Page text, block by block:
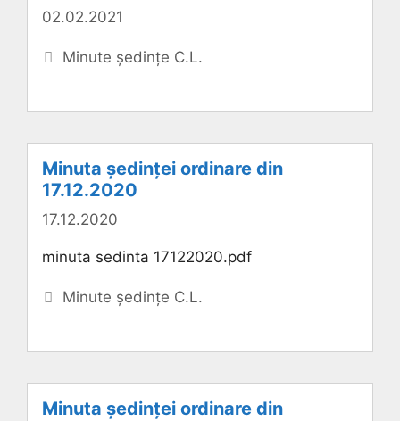
02.02.2021
Categorii
Minute ședințe C.L.
Minuta ședinței ordinare din
17.12.2020
17.12.2020
minuta sedinta 17122020.pdf
Categorii
Minute ședințe C.L.
Minuta ședinței ordinare din